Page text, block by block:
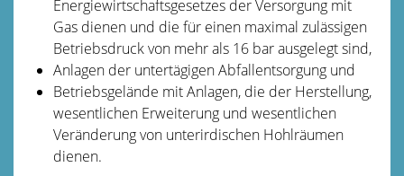
Energiewirtschaftsgesetzes der Versorgung mit
Gas dienen und die für einen maximal zulässigen
Betriebsdruck von mehr als 16 bar ausgelegt sind,
Anlagen der untertägigen Abfallentsorgung und
Betriebsgelände mit Anlagen, die der Herstellung,
wesentlichen Erweiterung und wesentlichen
Veränderung von unterirdischen Hohlräumen
dienen.